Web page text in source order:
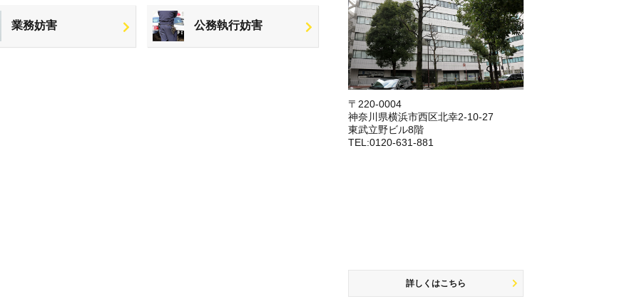
業務妨害 公務執行妨害
〒220-0004
神奈川県横浜市西区北幸2-10-27
東武立野ビル8階
TEL:0120-631-881
詳しくはこちら